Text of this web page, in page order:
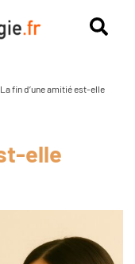
La fin d’une amitié est-elle
elle